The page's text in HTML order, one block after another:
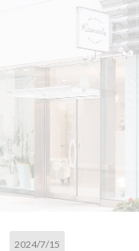
2024/7/15